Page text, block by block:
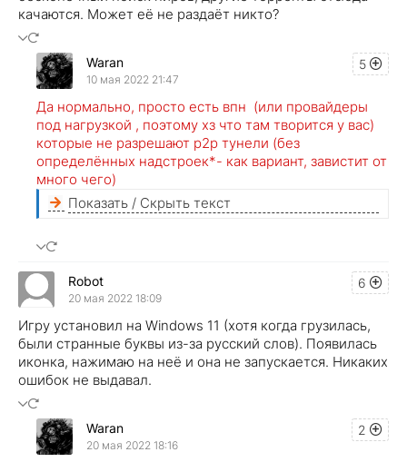
качаются. Может её не раздаёт никто?
5
Waran
10 мая 2022 21:47
Да нормально, просто есть впн (или провайдеры
под нагрузкой , поэтому хз что там творится у вас)
которые не разрешают p2p тунели (без
определённых надстроек*- как вариант, завистит от
много чего)
Показать / Скрыть текст
6
Robot
20 мая 2022 18:09
Игру установил на Windows 11 (хотя когда грузилась,
были странные буквы из-за русский слов). Появилась
иконка, нажимаю на неё и она не запускается. Никаких
ошибок не выдавал.
2
Waran
20 мая 2022 18:16